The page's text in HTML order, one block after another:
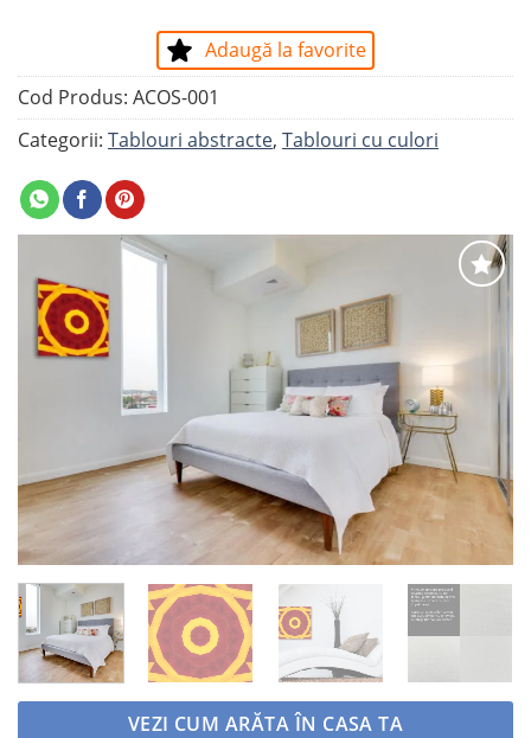
Adaugă
favorite
VEZI CUM ARĂTA ÎN CASA TA
Adaugă la favorite
Cod Produs: ACOS-001
Categorii: Tablouri abstracte, Tablouri cu culori